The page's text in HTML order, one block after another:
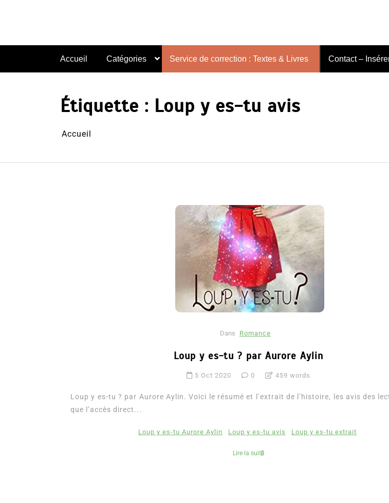
Accueil Catégories Service de correction : Textes & Livres Contact –
Étiquette : Loup y es-tu avis
Accueil
Dans Romance
Loup y es-tu ? par Aurore Aylin
5 Oct 2020 0 459 words
Loup y es-tu ? par Aurore Aylin. Voici le résumé et l’extrait de l’histoire, les avis des
que l’accès direct...
Loup y es-tu Aurore Aylin Loup y es-tu avis Loup y es-tu extrait
Lire la suite
Romances – l’actualité : été
2026
6 Juil 2026
littérature sentimentale romance
8 Juil 2026 0